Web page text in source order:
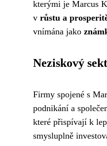
kterými je Marcus
v růstu a
vnímána jako
Neziskový
Firmy spojené s
podnikání a
které přispívají k
smysluplně